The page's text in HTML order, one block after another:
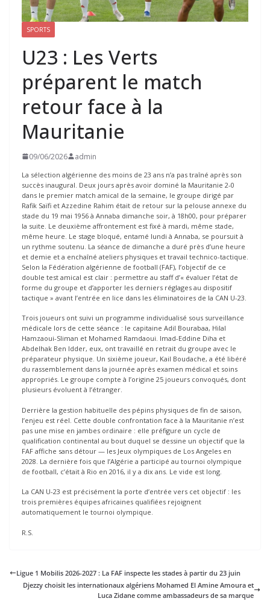
SPORTS
U23 : Les Verts
préparent le match
retour face à la
Mauritanie
09/06/2026 admin
La sélection algérienne des moins de 23 ans n’a pas traîné après son
succès inaugural. Deux jours après avoir dominé la Mauritanie 2-0
dans le premier match amical de la semaine, le groupe dirigé par
Rafik Saïfi et Azzedine Rahim était de retour sur la pelouse annexe du
stade du 19 mai 1956 à Annaba dimanche soir, à 18h00, pour préparer
la suite. Le deuxième affrontement est fixé à mardi, même stade,
même heure. Le stage bloqué, entamé lundi à Annaba, se poursuit à
un rythme soutenu. La séance de dimanche a duré près d’une heure
et demie et a enchaîné ateliers physiques et travail technico-tactique.
Selon la Fédération algérienne de football (FAF), l’objectif de ce
double test amical est clair : permettre au staff d’« évaluer l’état de
forme du groupe et d’apporter les derniers réglages au dispositif
tactique » avant l’entrée en lice dans les éliminatoires de la CAN U-23.
Trois joueurs ont suivi un programme individualisé sous surveillance
médicale lors de cette séance : le capitaine Adil Bourabaa, Hilal
Hamzaoui-Sliman et Mohamed Ramdaoui. Imad-Eddine Diha et
Abdelhak Ben Idder, eux, ont travaillé en retrait du groupe avec le
préparateur physique. Un sixième joueur, Kail Boudache, a été libéré
du rassemblement dans la journée après examen médical et soins
appropriés. Le groupe compte à l’origine 25 joueurs convoqués, dont
plusieurs évoluent à l’étranger.
Derrière la gestion habituelle des pépins physiques de fin de saison,
l’enjeu est réel. Cette double confrontation face à la Mauritanie n’est
pas une mise en jambes ordinaire : elle préfigure un cycle de
qualification continental au bout duquel se dessine un objectif que la
FAF affiche sans détour — les Jeux olympiques de Los Angeles en
2028. La dernière fois que l’Algérie a participé au tournoi olympique
de football, c’était à Rio en 2016, il y a dix ans. Le vide est long.
La CAN U-23 est précisément la porte d’entrée vers cet objectif : les
trois premières équipes africaines qualifiées rejoignent
automatiquement le tournoi olympique.
R.S.
Ligue 1 Mobilis 2026-2027 : La FAF inspecte les stades à partir du 23 juin
Djezzy choisit les internationaux algériens Mohamed El Amine Amoura et
Luca Zidane comme ambassadeurs de sa marque